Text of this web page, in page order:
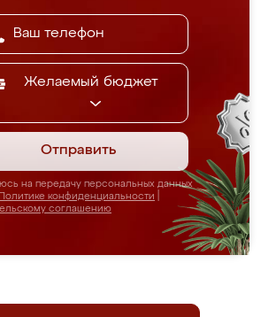
Желаемый бюджет
Отправить
на передачу персональных данных
Политике конфиденциальности
соглашению